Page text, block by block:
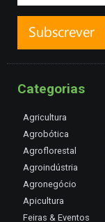
Categorias
Agricultura
Agrobótica
Agroflorestal
Agroindústria
Agronegócio
Apicultura
Feiras & Eventos